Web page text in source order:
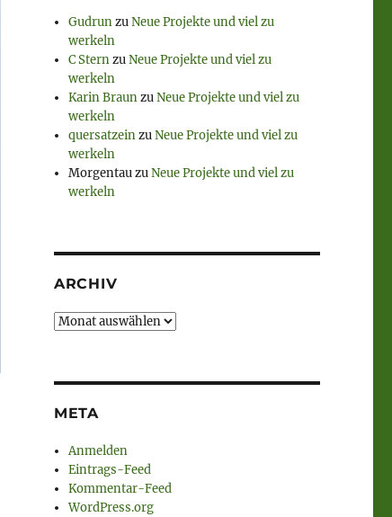
GudrunzuNeue Projekte und viel zu
werkeln
C SternzuNeue Projekte und viel zu
werkeln
Karin BraunzuNeue Projekte und viel zu
werkeln
quersatzeinzuNeue Projekte und viel zu
werkeln
MorgentauzuNeue Projekte und viel zu
werkeln
ARCHIV
Archiv
META
Anmelden
Eintrags-Feed
Kommentar-Feed
WordPress.org